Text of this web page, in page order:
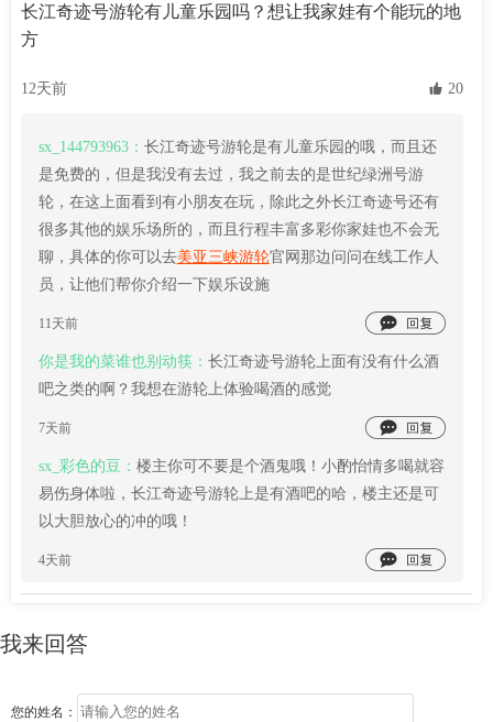
长江奇迹号游轮有儿童乐园吗？想让我家娃有个能玩的地
方
12天前  20
sx_144793963： 长江奇迹号游轮是有儿童乐园的哦，而且还
是免费的，但是我没有去过，我之前去的是世纪绿洲号游
轮，在这上面看到有小朋友在玩，除此之外长江奇迹号还有
很多其他的娱乐场所的，而且行程丰富多彩你家娃也不会无
聊，具体的你可以去美亚三峡游轮官网那边问问在线工作人
员，让他们帮你介绍一下娱乐设施
11天前 
你是我的菜谁也别动筷： 长江奇迹号游轮上面有没有什么酒
吧之类的啊？我想在游轮上体验喝酒的感觉
7天前 
sx_彩色的豆： 楼主你可不要是个酒鬼哦！小酌怡情多喝就容
易伤身体啦，长江奇迹号游轮上是有酒吧的哈，楼主还是可
以大胆放心的冲的哦！
4天前 
我来回答
您的姓名：